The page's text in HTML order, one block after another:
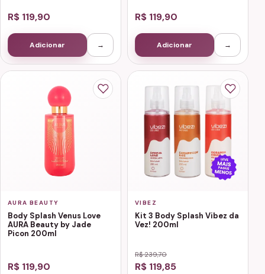
R$ 119,90
Adicionar →
R$ 119,90
Adicionar →
AURA BEAUTY
Body Splash Venus Love
AURA Beauty by Jade
Picon 200ml
R$ 119,90
VIBEZ
Kit 3 Body Splash Vibez da
Vez! 200ml
R$ 239,70
R$ 119,85